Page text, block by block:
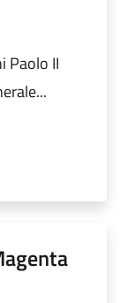
Paolo II